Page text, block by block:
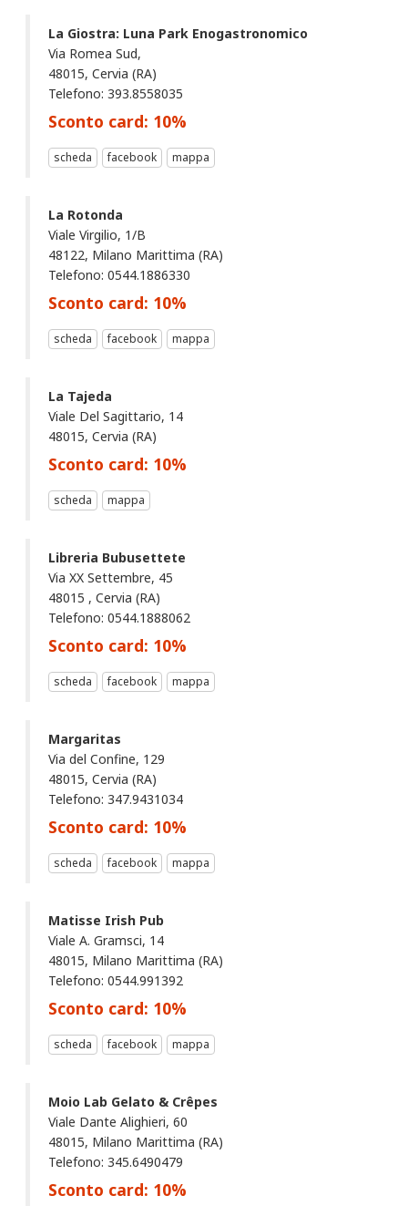
La Giostra: Luna Park Enogastronomico
Via Romea Sud,
48015, Cervia (RA)
Telefono: 393.8558035
Sconto card: 10%
scheda facebook mappa
La Rotonda
Viale Virgilio, 1/B
48122, Milano Marittima (RA)
Telefono: 0544.1886330
Sconto card: 10%
scheda facebook mappa
La Tajeda
Viale Del Sagittario, 14
48015, Cervia (RA)
Sconto card: 10%
scheda mappa
Libreria Bubusettete
Via XX Settembre, 45
48015 , Cervia (RA)
Telefono: 0544.1888062
Sconto card: 10%
scheda facebook mappa
Margaritas
Via del Confine, 129
48015, Cervia (RA)
Telefono: 347.9431034
Sconto card: 10%
scheda facebook mappa
Matisse Irish Pub
Viale A. Gramsci, 14
48015, Milano Marittima (RA)
Telefono: 0544.991392
Sconto card: 10%
scheda facebook mappa
Moio Lab Gelato & Crêpes
Viale Dante Alighieri, 60
48015, Milano Marittima (RA)
Telefono: 345.6490479
Sconto card: 10%